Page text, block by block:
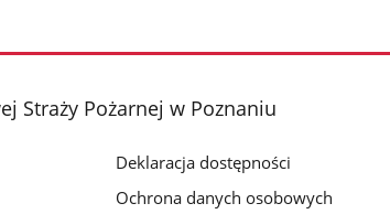
Straży Pożarnej w Poznaniu
Deklaracja dostępności
Ochrona danych osobowych